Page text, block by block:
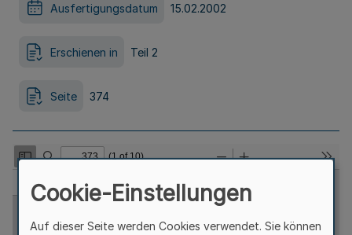
Ausfertigungsdatum 15.02.2002
Erschienen in Teil 2
Seite 374
Cookie-Einstellungen
Auf dieser Seite werden Cookies verwendet. Sie können